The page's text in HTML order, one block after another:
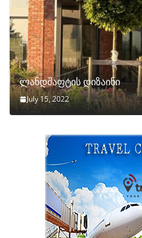
ლანდშაფტის დიზაინი
July 15, 2022